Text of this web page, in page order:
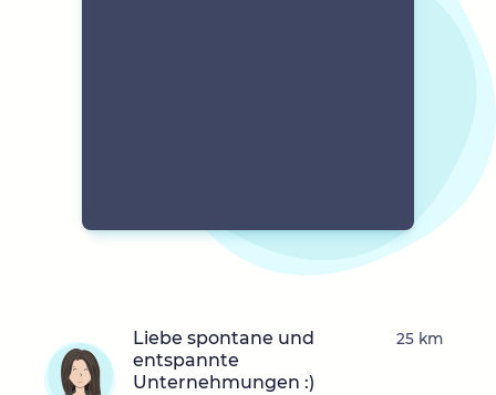
Liebe spontane und
entspannte
Unternehmungen :)
25 km